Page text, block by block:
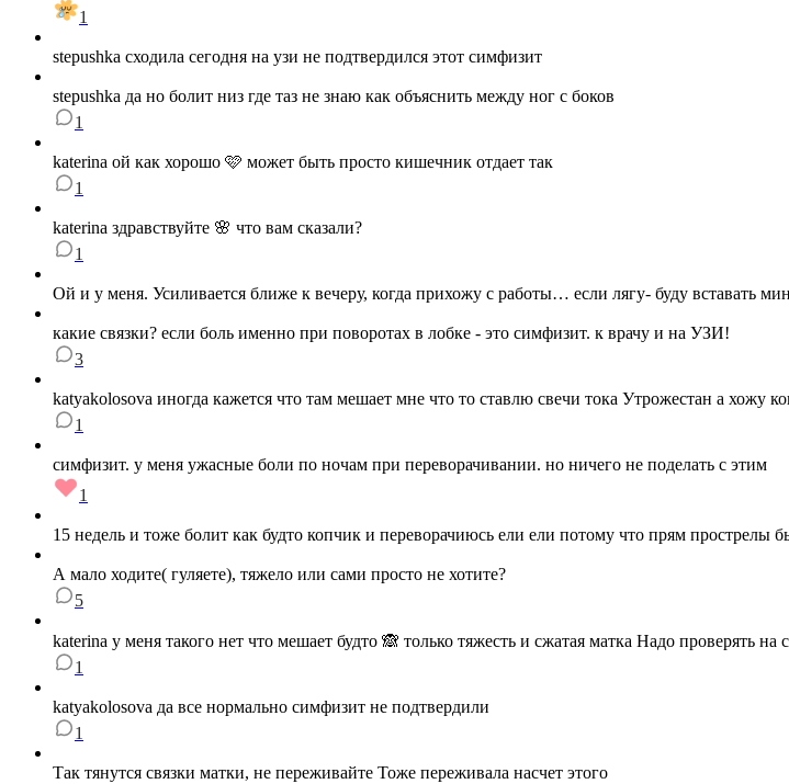
1
stepushka сходила сегодня на узи не подтвердился этот симфизит
stepushka да но болит низ где таз не знаю как объяснить между ног с боков
1
katerina ой как хорошо 🩷 может быть просто кишечник отдает так
1
katerina здравствуйте 🌸 что вам сказали?
1
Ой и у меня. Усиливается ближе к вечеру, когда прихожу с работы… если лягу- буду вставать
какие связки? если боль именно при поворотах в лобке - это симфизит. к врачу и на УЗИ!
3
katyakolosova иногда кажется что там мешает мне что то ставлю свечи тока Утрожестан а хожу
1
симфизит. у меня ужасные боли по ночам при переворачивании. но ничего не поделать с этим
1
15 недель и тоже болит как будто копчик и переворачиюсь ели ели потому что прям прострелы
А мало ходите( гуляете), тяжело или сами просто не хотите?
5
katerina у меня такого нет что мешает будто 🙈 только тяжесть и сжатая матка Надо проверять
1
katyakolosova да все нормально симфизит не подтвердили
1
Так тянутся связки матки, не переживайте Тоже переживала насчет этого